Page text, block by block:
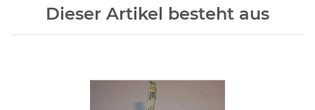
Dieser Artikel besteht aus